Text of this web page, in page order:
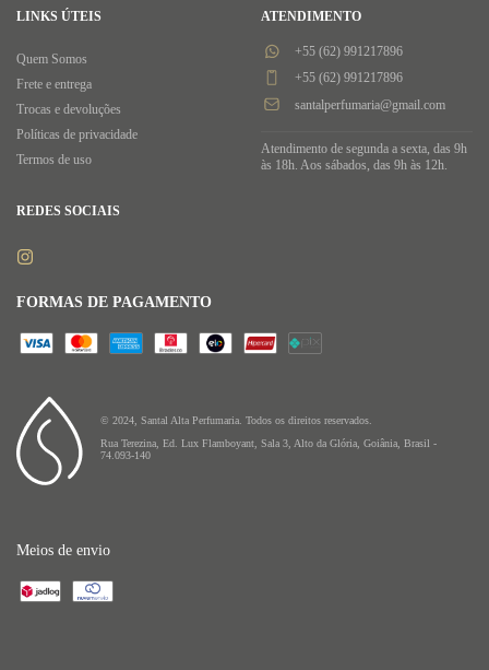
© 2024, Santal Alta Perfumaria. Todos os direitos reservados.
Rua Terezina, Ed. Lux Flamboyant, Sala 3, Alto da Glória, Goiânia, Brasil -
74.093-140
LINKS ÚTEIS
Quem Somos
Frete e entrega
Trocas e devoluções
Políticas de privacidade
Termos de uso
ATENDIMENTO
+55 (62) 991217896
+55 (62) 991217896
santalperfumaria@gmail.com
Atendimento de segunda a sexta, das 9h
às 18h. Aos sábados, das 9h às 12h.
REDES SOCIAIS
FORMAS DE PAGAMENTO
Meios de envio